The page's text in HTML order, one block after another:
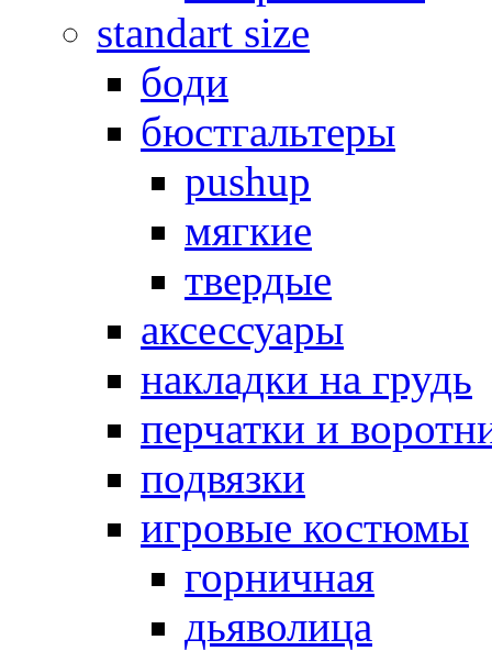
standart size
боди
бюстгальтеры
pushup
мягкие
твердые
аксессуары
накладки на грудь
перчатки и
подвязки
игровые костюмы
горничная
дьяволица